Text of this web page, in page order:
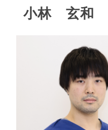
小林 玄和